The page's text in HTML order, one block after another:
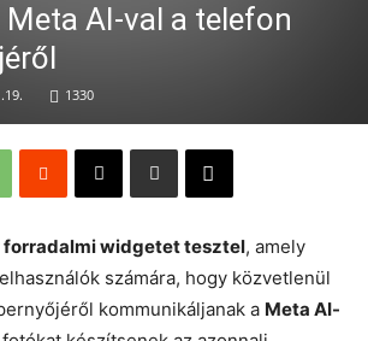
AI-val a telefon
1330
forradalmi widgetet tesztel, amely
számára, hogy közvetlenül
kommunikáljanak a Meta AI-